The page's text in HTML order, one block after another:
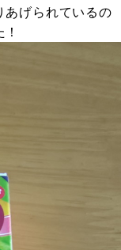
あげられているの